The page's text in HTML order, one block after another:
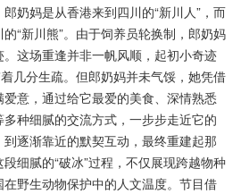
奶妈是从香港来到四川的“新川人”，而
“新川熊”。由于饲养员轮换制，郎奶妈
这场重逢并非一帆风顺，起初小奇迹
几分生疏。但郎奶妈并未气馁，她凭借
意，通过给它最爱的美食、深情熟悉
种细腻的交流方式，一步步走近它的
逐渐靠近的默契互动，最终重建起那
细腻的“破冰”过程，不仅展现跨越物种
野生动物保护中的人文温度。节目借